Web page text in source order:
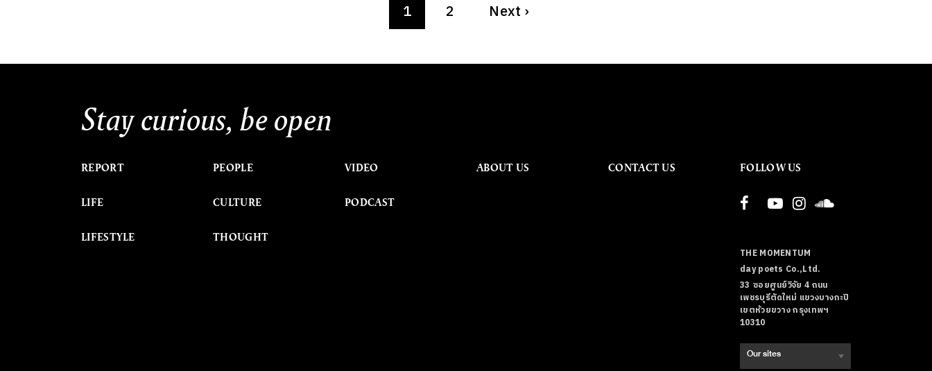
1 2 Next ›
Stay curious, be open
REPORT
LIFE
LIFESTYLE
PEOPLE
CULTURE
THOUGHT
VIDEO
PODCAST
ABOUT US CONTACT US FOLLOW US
THE MOMENTUM
day poets Co.,Ltd.
33 ซอยศูนย์วิจัย 4 ถนน
เพชรบุรีตัดใหม่ แขวงบางกะปิ
เขตห้วยขวาง กรุงเทพฯ
10310